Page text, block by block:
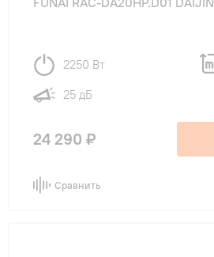
2250 Вт
25 дБ
24 290 ₽
Сравнить